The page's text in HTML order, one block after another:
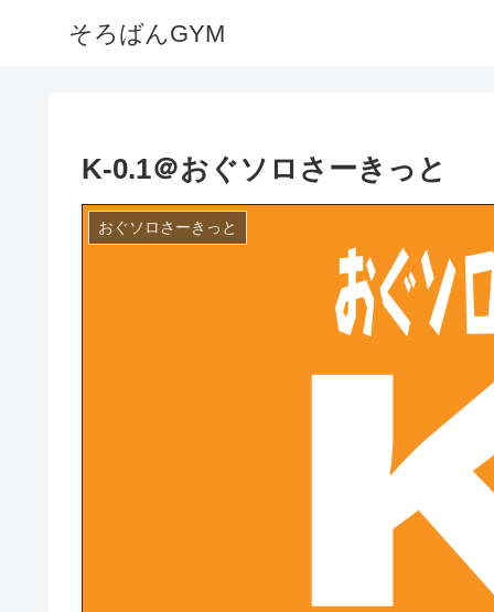
そろばんGYM
K-0.1＠おぐソロさーきっと
おぐソロさーきっと